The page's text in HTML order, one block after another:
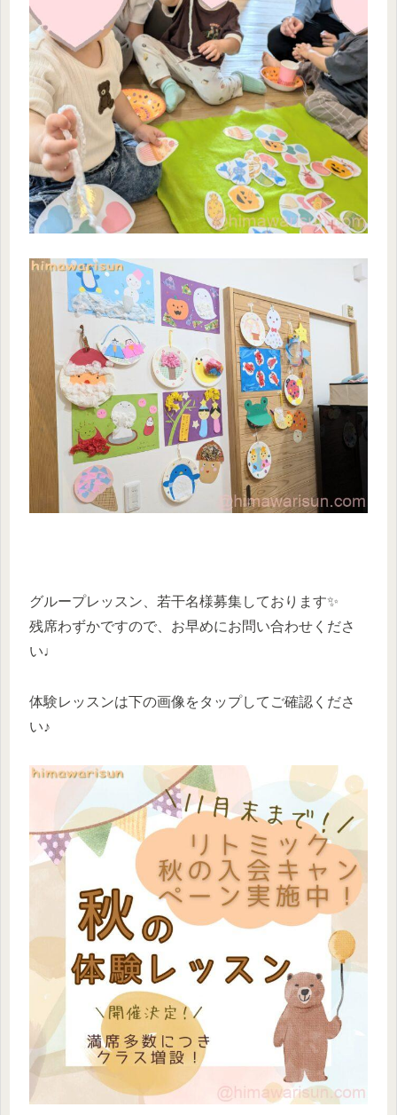
グループレッスン、若干名様募集しております✨
残席わずかですので、お早めにお問い合わせくださ
い♩
体験レッスンは下の画像をタップしてご確認くださ
い♪